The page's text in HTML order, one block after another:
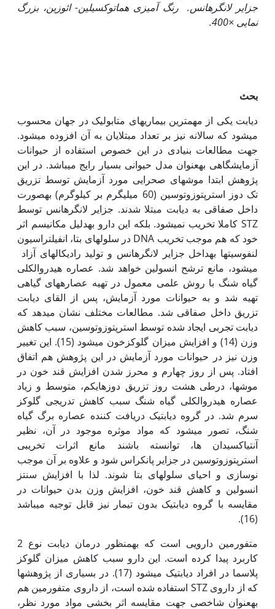
جزایر لانگرهانس. رنگ آمیزی هماتوکسیلین- ائوزین، بزرگ
نمایی ×400.
بحث
دیابت یکی از مهم‏ترین بیماری‏های متابولیک در جهان محسوب
می‏شود که سالانه نیز بر تعداد مبتلایان به آن افزوده می‏شود.
جهت مطالعات بنیادی در این خصوص استفاده از حیوانات
آزمایشگاهی به‏عنوان مدل حیوانی بسیار رایج می‏باشد. در این
پژوهش ابتدا موش­های صحرایی مورد آزمایش توسط تزریق
تک دوز استرپتوزوتوسین (60 میلی‏گرم بر کیلوگرم) به‏صورت
داخل صفاقی به دیابت مبتلا شدند. جزایر لانگرهانس توسط
STZ کاملا تخریب نمی‏شود. بلکه این دارو به‏دلیل مکانیسم اثر
خود که هم موجب تخریب DNA در سلول‏های بتا، انفیلتراسیون
لنفوسیتها به‏داخل جزایر لانگرهانس و تولید رادیکال‏های آزاد
می‏شود، مانع ترشح انسولین خواهد شد. عصاره هیدروالکلی
گیاه شنگ با روش علمی معمول در تهیه عصاره‏های گیاهی
تهیه شد و به حیوانات مورد آزمایش، پس از القای دیابت
تزریق داخل صفاقی شد. مطالعات مختلف نشان می­دهد که
دیابت تجربی ایجاد شده توسط استرپتوزوتوسین، سبب کاهش
وزن (14) و افزایش­ میزان گلوکزخون می‏شود (15). این تغییر
وزن نیز در حیوانات مورد آزمایش در این پژوهش هم اتفاق
افتاد. پس از روز چهارم و محرز شدن افزایش قند خون در
موش­ها، در­طی هشت روز تزریق دوزهای­کم، متوسط و زیاد
عصاره هیدروالکلی گیاه شنگ سبب کاهش تدریجی گلوکز
سرم شد. در گروه دیابتیک دریافت کننده عصاره برگ گیاه
شنگ، تصور می‏شود که مواد موثره موجود در آن، نظیر
آنتی‏اکسیدان ها، توانسته باشند مانع اثرات تخریبی
استرپتوزوتوسین در جزایر پانکراس شود و علاوه بر آن موجب
نوسازی و احیای سلول‏های بتا شوند. لذا با افزایش سنتز
انسولین و کاهش قند خون، افزایش وزن بدن حیوانات در
مقایسه با گروه دیابتیک بدون تیمار نیز قابل توجیه می‏باشد
(16).
متفورمین دارویی است که به‏­منظور درمان دیابت نوع 2
کاربرد پیدا کرده است. این دارو سبب کاهش میزان گلوکز
پلاسما در افراد دیابتیک می­شود (17). در بسیاری از پژوهش‏ها
که از داروی STZ استفاده شده است، از داروی متفورمین هم
به‏عنوان شاخصی جهت مقایسه اثر بخشی مواد مورد نظر،